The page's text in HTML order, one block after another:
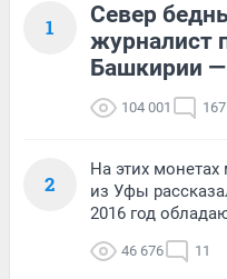
1
Север
журналист
Башкирии —
104 001 167
2
На этих
из Уфы
2016 год
46 676 11